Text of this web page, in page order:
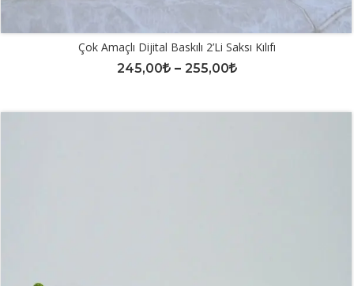
Çok Amaçlı Dijital Baskılı 2’li Saksı Kılıfı
245,00
– 255,00